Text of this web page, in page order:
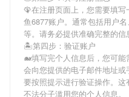
🦚在注册页面上，您需要填
鱼6877账户。通常包括用户
等。请务必提供准确完整的信
🏝第四步：验证账户
🐋填写完个人信息后，您可能
会向您提供的电子邮件地址
要按照提示进行验证操作。
不法分子滥用您的个人信息。